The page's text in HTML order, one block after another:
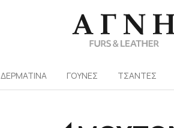
ΔΕΡΜΑΤΙΝΑ ΓΟΥΝΕΣ ΤΣΑΝΤΕΣ